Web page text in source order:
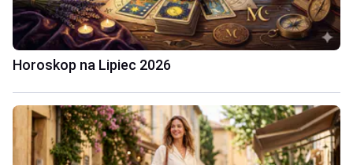
Horoskop na Lipiec 2026